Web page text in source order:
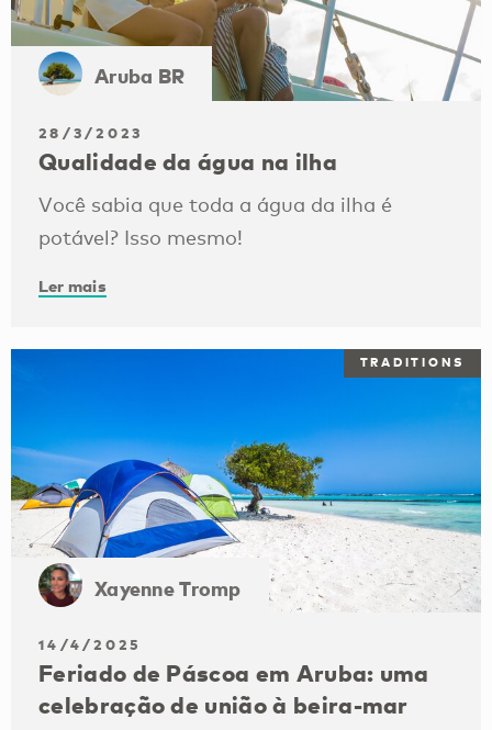
Aruba BR
28/3/2023
Qualidade da água na ilha
Você sabia que toda a água da ilha é
potável? Isso mesmo!
Ler mais
TRADITIONS
Xayenne Tromp
14/4/2025
Feriado de Páscoa em Aruba: uma
celebração de união à beira-mar